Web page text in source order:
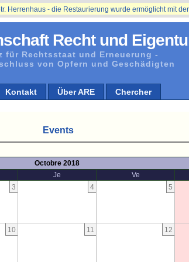
Recht und
für Rechtsstaat und Erneuerung -
von Opfern und Geschädigten
Kontakt Über ARE Chercher
- die Restaurierung wurde ermöglicht mit der
Events
Octobre 2018
Je Ve
3 4 5
10 11 12